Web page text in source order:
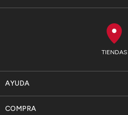
TIENDAS
AYUDA
COMPRA